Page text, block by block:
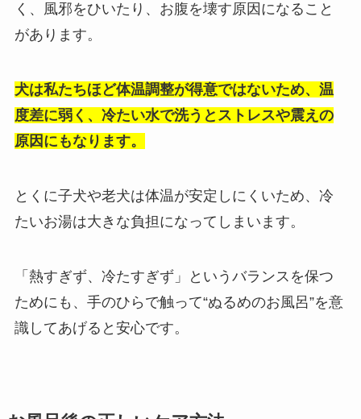
く、風邪をひいたり、お腹を壊す原因になること
があります。
犬は私たちほど体温調整が得意ではないため、温
度差に弱く、冷たい水で洗うとストレスや震えの
原因にもなります。
とくに子犬や老犬は体温が安定しにくいため、冷
たいお湯は大きな負担になってしまいます。
「熱すぎず、冷たすぎず」というバランスを保つ
ためにも、手のひらで触って“ぬるめのお風呂”を意
識してあげると安心です。